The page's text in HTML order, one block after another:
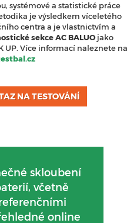
systémové a statistické práce
je výsledkem víceletého
centra a je vlastnictvím a
sekce AC BALUOjako
UP. Více informací naleznete na
NA TESTOVÁNÍ
skloubení
včetně
online